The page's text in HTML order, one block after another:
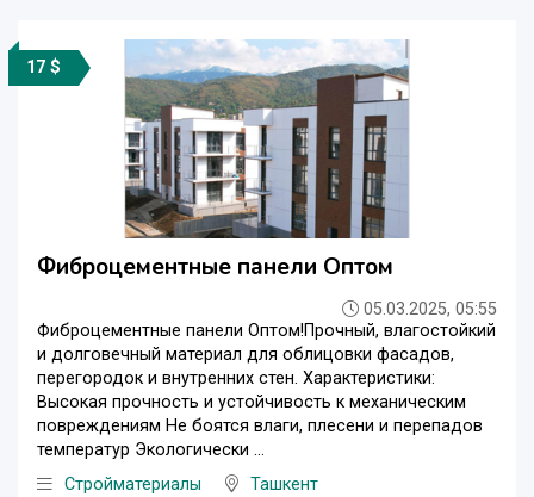
17 $
Фиброцементные панели Оптом
05.03.2025, 05:55
Фиброцементные панели Оптом!Прочный, влагостойкий
и долговечный материал для облицовки фасадов,
перегородок и внутренних стен. Характеристики:
Высокая прочность и устойчивость к механическим
повреждениям Не боятся влаги, плесени и перепадов
температур Экологически ...
Стройматериалы
Ташкент